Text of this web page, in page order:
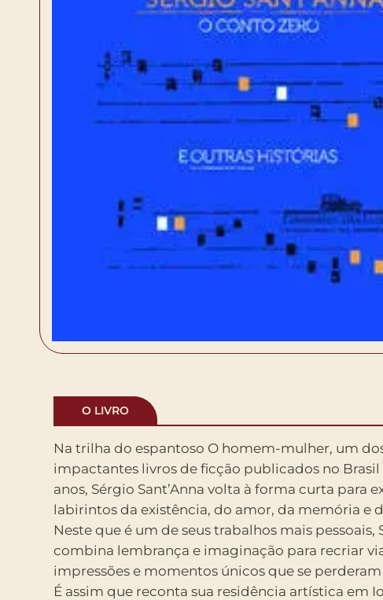
O LIVRO
Na trilha do espantoso O homem-mulher, um
impactantes livros de ficção publicados no
anos, Sérgio Sant’Anna volta à forma curta para
labirintos da existência, do amor, da memória e
Neste que é um de seus trabalhos mais pessoais,
combina lembrança e imaginação para recriar
impressões e momentos únicos que se
É assim que reconta sua residência artística em
dois”, do livro O homem-mulher: o que no segundo
das mais preciosas descrições do amor
brasileira, aqui será contado a partir de uma
espelho quebrado, cacos de uma relação que se
olhos do autor e do leitor. O resultado é
ficcional turbulenta e dolorosa pela matéria-prima da
e dos relacionamentos. Se é a memória que
histórias, a força está na maneira como a ficção